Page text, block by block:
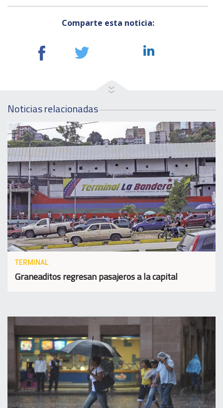
Comparte esta noticia:
Noticias relacionadas
TERMINAL
Graneaditos regresan pasajeros a la capital